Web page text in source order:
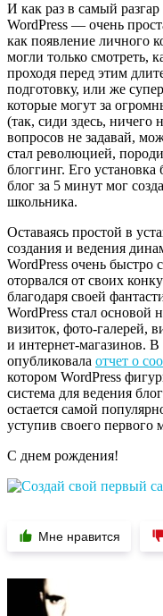
И как раз в самый
WordPress — очень
как появление личного
могли только смотреть,
проходя перед этим
подготовку, или же
которые могут за
(так, сиди здесь,
вопросов не задавай,
стал революцией,
блоггинг. Его установка
блог за 5 минут мог
школьника.
Оставаясь простой в
создания и ведения
WordPress очень быстро
оторвался от своих
благодаря своей
WordPress стал основой
визиток, фото-галерей,
и интернет-магазинов.
опубликовала отчет о
котором WordPress
система для ведения
остается самой
уступив своего первого
С днем рождения!
Мне нравится